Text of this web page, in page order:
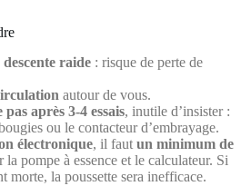
raide : risque de perte de
autour de vous.
après 3-4 essais, inutile d’insister :
ou le contacteur d’embrayage.
électronique, il faut un minimum de
la pompe à essence et le calculateur. Si
morte, la poussette sera inefficace.